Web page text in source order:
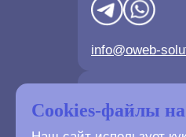
Cookies-файлы на
info@oweb-